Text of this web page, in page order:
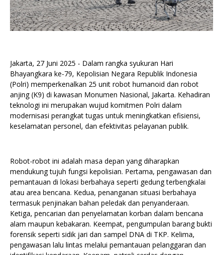
Jakarta, 27 Juni 2025 - Dalam rangka syukuran Hari
Bhayangkara ke-79, Kepolisian Negara Republik Indonesia
(Polri) memperkenalkan 25 unit robot humanoid dan robot
anjing (K9) di kawasan Monumen Nasional, Jakarta. Kehadiran
teknologi ini merupakan wujud komitmen Polri dalam
modernisasi perangkat tugas untuk meningkatkan efisiensi,
keselamatan personel, dan efektivitas pelayanan publik.
Robot-robot ini adalah masa depan yang diharapkan
mendukung tujuh fungsi kepolisian. Pertama, pengawasan dan
pemantauan di lokasi berbahaya seperti gedung terbengkalai
atau area bencana. Kedua, penanganan situasi berbahaya
termasuk penjinakan bahan peledak dan penyanderaan.
Ketiga, pencarian dan penyelamatan korban dalam bencana
alam maupun kebakaran. Keempat, pengumpulan barang bukti
forensik seperti sidik jari dan sampel DNA di TKP. Kelima,
pengawasan lalu lintas melalui pemantauan pelanggaran dan